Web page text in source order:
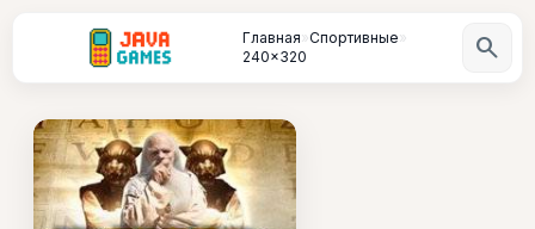
Главная»Спортивные»
240x320
search